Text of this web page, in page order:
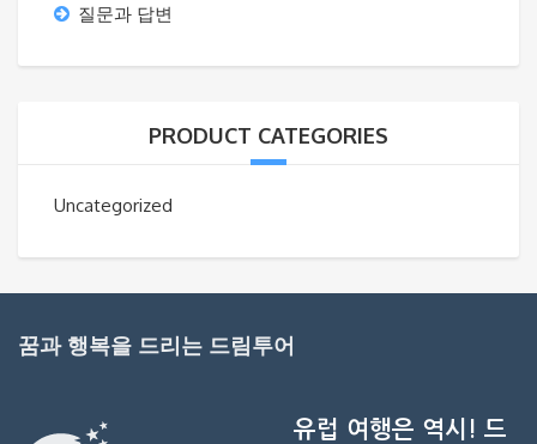
질문과 답변
PRODUCT CATEGORIES
Uncategorized
꿈과 행복을 드리는 드림투어
유럽 여행은 역시! 드